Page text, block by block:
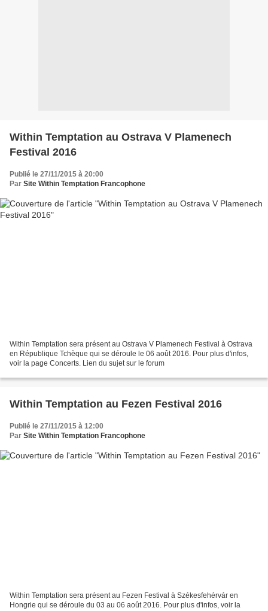
Within Temptation au Ostrava V Plamenech
Festival 2016
Publié le 27/11/2015 à 20:00
Par Site Within Temptation Francophone
Within Temptation sera présent au Ostrava V Plamenech Festival à Ostrava
en République Tchèque qui se déroule le 06 août 2016. Pour plus d'infos,
voir la page Concerts. Lien du sujet sur le forum
Within Temptation au Fezen Festival 2016
Publié le 27/11/2015 à 12:00
Par Site Within Temptation Francophone
Within Temptation sera présent au Fezen Festival à Székesfehérvár en
Hongrie qui se déroule du 03 au 06 août 2016. Pour plus d'infos, voir la